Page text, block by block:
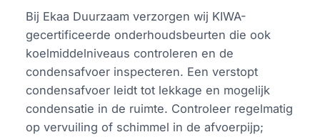
Bij Ekaa Duurzaam verzorgen wij KIWA-
gecertificeerde onderhoudsbeurten die ook
koelmiddelniveaus controleren en de
condensafvoer inspecteren. Een verstopt
condensafvoer leidt tot lekkage en mogelijk
condensatie in de ruimte. Controleer regelmatig
op vervuiling of schimmel in de afvoerpijp;